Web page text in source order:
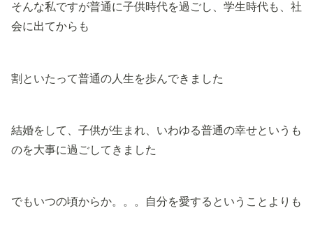
そんな私ですが普通に子供時代を過ごし、学生時代も、社
会に出てからも
割といたって普通の人生を歩んできました
結婚をして、子供が生まれ、いわゆる普通の幸せというも
のを大事に過ごしてきました
でもいつの頃からか。。。自分を愛するということよりも